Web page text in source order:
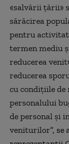
«salvării țării»
sărăcirea
pentru
termen mediu
reducerea
reducerea
cu condițiile de
personalului
de personal și
veniturilor”,